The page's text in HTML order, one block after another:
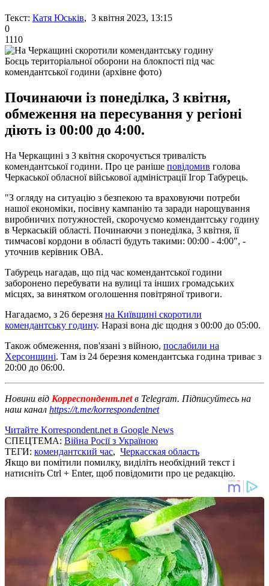
Текст: Катя Юськів, 3 квітня 2023, 13:15
0
1110
Боєць територіальної оборони на блокпості під час
комендантської години (архівне фото)
Починаючи із понеділка, 3 квітня,
обмеження на пересування у регіоні
діють із 00:00 до 4:00.
На Черкащині з 3 квітня скорочується тривалість
комендантської години. Про це раніше повідомив голова
Черкаської обласної військової адміністрації Ігор Табурець.
"З огляду на ситуацію з безпекою та враховуючи потреби
нашої економіки, посівну кампанію та заради нарощування
виробничих потужностей, скорочуємо комендантську годину
в Черкаській області. Починаючи з понеділка, 3 квітня, її
тимчасові кордони в області будуть такими: 00:00 - 4:00", -
уточнив керівник ОВА.
Табурець нагадав, що під час комендантської години
заборонено перебувати на вулиці та інших громадських
місцях, за винятком оголошення повітряної тривоги.
Нагадаємо, з 26 березня на Київщині скоротили
комендантську годину. Наразі вона діє щодня з 00:00 до 05:00.
Також обмеження, пов'язані з війною, послабили на
Херсонщині. Там із 24 березня комендантська година триває з
20:00 до 06:00.
Новини від Корреспондент.netв Telegram. Підписуйтесь на
наш канал https://t.me/korrespondentnet
Читайте Korrespondent.net в Google News
СПЕЦТЕМА: Війна Росії з Україною
ТЕГИ: комендантский час, Черкасская область
Якщо ви помітили помилку, виділіть необхідний текст і
натисніть Ctrl + Enter, щоб повідомити про це редакцію.